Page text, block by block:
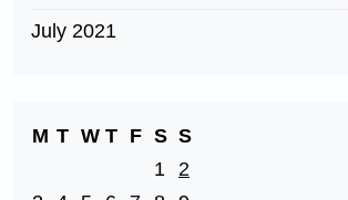
July 2021
M T W T F S S
1
2